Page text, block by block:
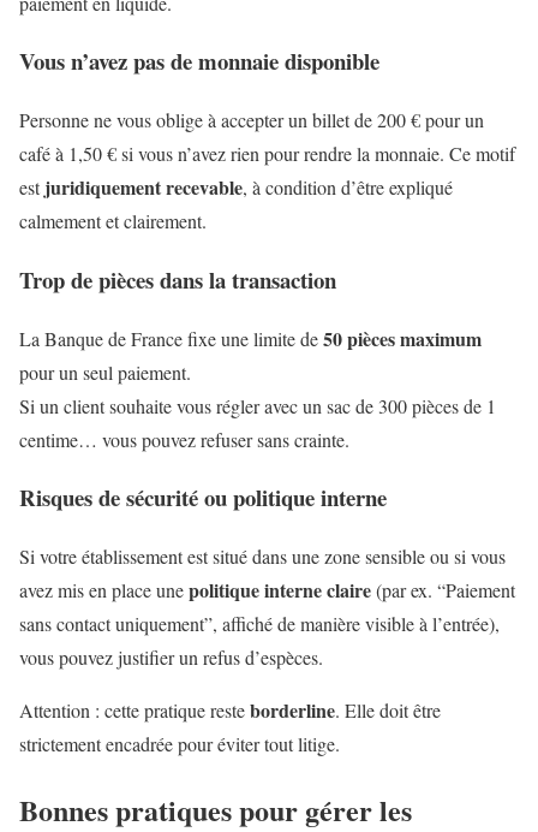
Vous n’avez pas de monnaie disponible
Personne ne vous oblige à accepter un billet de 200 € pour un
café à 1,50 € si vous n’avez rien pour rendre la monnaie. Ce motif
estjuridiquement recevable, à condition d’être expliqué
calmement et clairement.
Trop de pièces dans la transaction
La Banque de France fixe une limite de50 pièces maximum
pour un seul paiement.
Si un client souhaite vous régler avec un sac de 300 pièces de 1
centime… vous pouvez refuser sans crainte.
Risques de sécurité ou politique interne
Si votre établissement est situé dans une zone sensible ou si vous
avez mis en place unepolitique interne claire(par ex. “Paiement
sans contact uniquement”, affiché de manière visible à l’entrée),
vous pouvez justifier un refus d’espèces.
Attention : cette pratique resteborderline. Elle doit être
strictement encadrée pour éviter tout litige.
Bonnes pratiques pour gérer les